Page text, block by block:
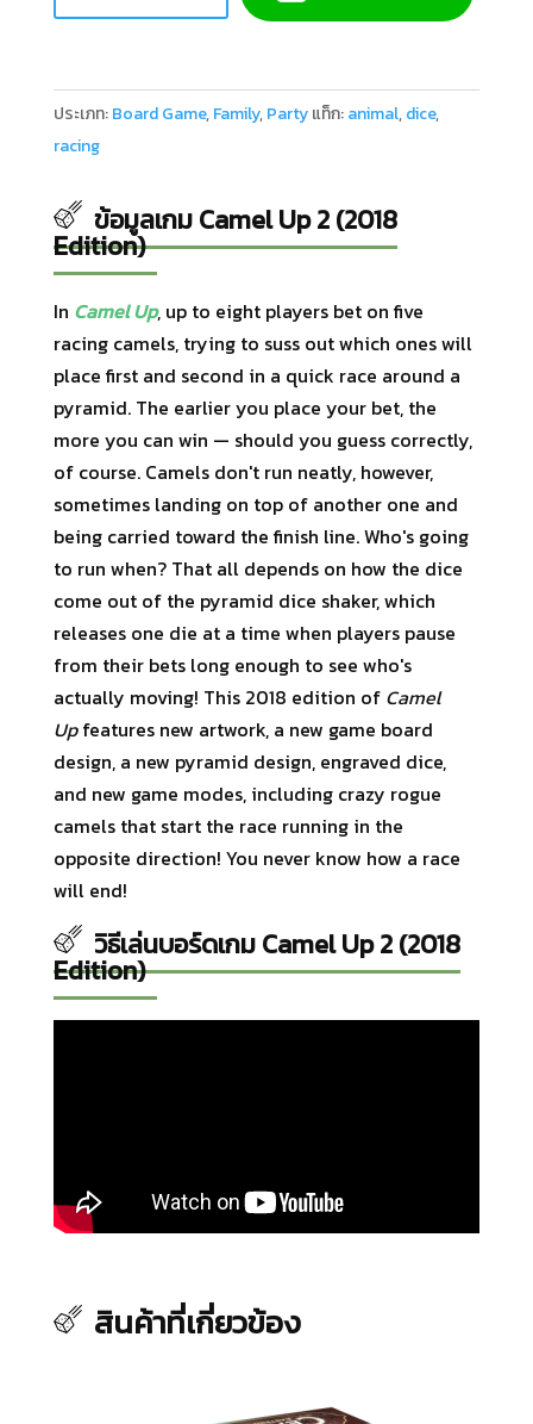
ประเภท:Board Game,Family,Party แท็ก:animal,dice,
racing
ข้อมูลเกม Camel Up 2 (2018
Edition)
In Camel Up, up to eight players bet on five
racing camels, trying to suss out which ones will
place first and second in a quick race around a
pyramid. The earlier you place your bet, the
more you can win — should you guess correctly,
of course. Camels don't run neatly, however,
sometimes landing on top of another one and
being carried toward the finish line. Who's going
to run when? That all depends on how the dice
come out of the pyramid dice shaker, which
releases one die at a time when players pause
from their bets long enough to see who's
actually moving! This 2018 edition of Camel
Upfeatures new artwork, a new game board
design, a new pyramid design, engraved dice,
and new game modes, including crazy rogue
camels that start the race running in the
opposite direction! You never know how a race
will end!
วิธีเล่นบอร์ดเกม Camel Up 2 (2018
Edition)
สินค้าที่เกี่ยวข้อง